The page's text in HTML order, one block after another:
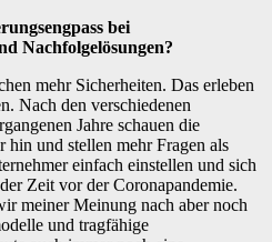
bei
Nachfolgelösungen?
mehr Sicherheiten. Das erleben
Nach den verschiedenen
Jahre schauen die
hin und stellen mehr Fragen als
einfach einstellen und sich
Zeit vor der Coronapandemie.
meiner Meinung nach aber noch
und tragfähige